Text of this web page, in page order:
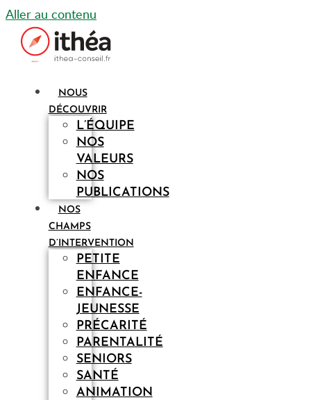
Aller au contenu
NOUS
DÉCOUVRIR
L’ÉQUIPE
NOS
VALEURS
NOS
PUBLICATIONS
NOS
CHAMPS
D’INTERVENTION
PETITE
ENFANCE
ENFANCE-
JEUNESSE
PRÉCARITÉ
PARENTALITÉ
SENIORS
SANTÉ
ANIMATION